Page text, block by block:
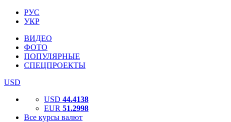
РУС
УКР
ВИДЕО
ФОТО
ПОПУЛЯРНЫЕ
СПЕЦПРОЕКТЫ
USD
USD 44.4138
EUR 51.2998
Все курсы валют